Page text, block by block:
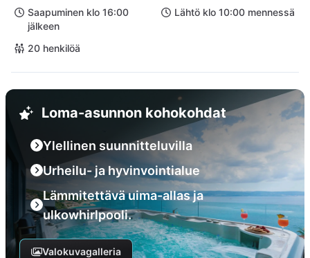
Saapuminen klo 16:00
jälkeen
Lähtö klo 10:00 mennessä
20 henkilöä
Loma-asunnon kohokohdat
Ylellinen suunnitteluvilla
Urheilu- ja hyvinvointialue
Lämmitettävä uima-allas ja
ulkowhirlpooli.
Valokuvagalleria